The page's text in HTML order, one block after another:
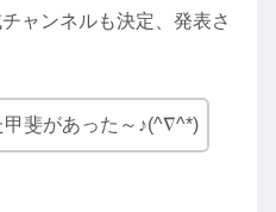
ャンネルも決定、発表さ
斐があった～♪(^∇^*)